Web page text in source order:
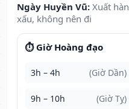
Ngày Huyền Vũ: Xuất
xấu, không nên đi
⏱️ Giờ Hoàng đạo
3h – 4h (Giờ Dần)
9h – 10h (Giờ Tỵ)